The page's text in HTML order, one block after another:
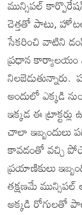
మున్సిపల్
చెత్తతో పాటు,
సేకరించి వాటిని
ప్రధాన కార్యాలయం
అందులో ఎక్కడి
ఇక్కడ ఈ
చాలా ఇబ్బందులు
కావడంతో వచ్చి
ప్రయాణికులు
తక్షణమే మున్సిపల్
అక్కడి రోగులతో